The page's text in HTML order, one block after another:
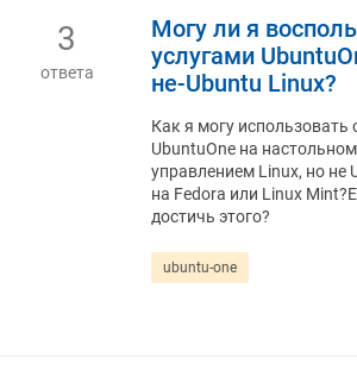
3
ответа
Могу ли я
услугами
не-Ubuntu Linux?
Как я могу использовать
UbuntuOne на
управлением Linux, но не
на Fedora или Linux
достичь этого?
ubuntu-one